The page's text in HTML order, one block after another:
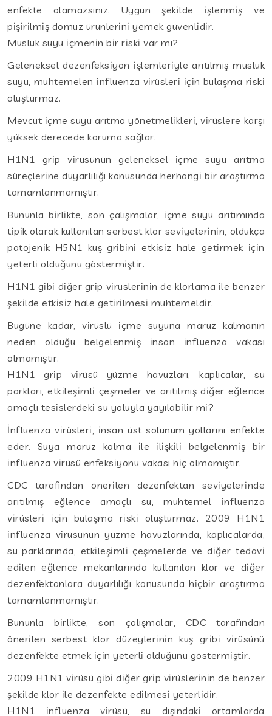
enfekte olamazsınız. Uygun şekilde işlenmiş ve
pişirilmiş domuz ürünlerini yemek güvenlidir.
Musluk suyu içmenin bir riski var mı?
Geleneksel dezenfeksiyon işlemleriyle arıtılmış musluk
suyu, muhtemelen influenza virüsleri için bulaşma riski
oluşturmaz.
Mevcut içme suyu arıtma yönetmelikleri, virüslere karşı
yüksek derecede koruma sağlar.
H1N1 grip virüsünün geleneksel içme suyu arıtma
süreçlerine duyarlılığı konusunda herhangi bir araştırma
tamamlanmamıştır.
Bununla birlikte, son çalışmalar, içme suyu arıtımında
tipik olarak kullanılan serbest klor seviyelerinin, oldukça
patojenik H5N1 kuş gribini etkisiz hale getirmek için
yeterli olduğunu göstermiştir.
H1N1 gibi diğer grip virüslerinin de klorlama ile benzer
şekilde etkisiz hale getirilmesi muhtemeldir.
Bugüne kadar, virüslü içme suyuna maruz kalmanın
neden olduğu belgelenmiş insan influenza vakası
olmamıştır.
H1N1 grip virüsü yüzme havuzları, kaplıcalar, su
parkları, etkileşimli çeşmeler ve arıtılmış diğer eğlence
amaçlı tesislerdeki su yoluyla yayılabilir mi?
İnfluenza virüsleri, insan üst solunum yollarını enfekte
eder. Suya maruz kalma ile ilişkili belgelenmiş bir
influenza virüsü enfeksiyonu vakası hiç olmamıştır.
CDC tarafından önerilen dezenfektan seviyelerinde
arıtılmış eğlence amaçlı su, muhtemel influenza
virüsleri için bulaşma riski oluşturmaz. 2009 H1N1
influenza virüsünün yüzme havuzlarında, kaplıcalarda,
su parklarında, etkileşimli çeşmelerde ve diğer tedavi
edilen eğlence mekanlarında kullanılan klor ve diğer
dezenfektanlara duyarlılığı konusunda hiçbir araştırma
tamamlanmamıştır.
Bununla birlikte, son çalışmalar, CDC tarafından
önerilen serbest klor düzeylerinin kuş gribi virüsünü
dezenfekte etmek için yeterli olduğunu göstermiştir.
2009 H1N1 virüsü gibi diğer grip virüslerinin de benzer
şekilde klor ile dezenfekte edilmesi yeterlidir.
H1N1 influenza virüsü, su dışındaki ortamlarda